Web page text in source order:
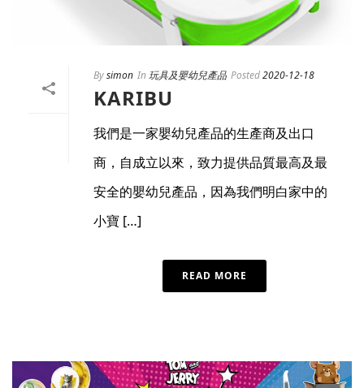
Bysimon In玩具及嬰幼兒產品 Posted2020-12-18
KARIBU
我們是一家嬰幼兒產品的生產商及出口
商，自成立以來，致力提供品質最高及最
安全的嬰幼兒產品，因為我們明白家中的
小寶 […]
READ MORE